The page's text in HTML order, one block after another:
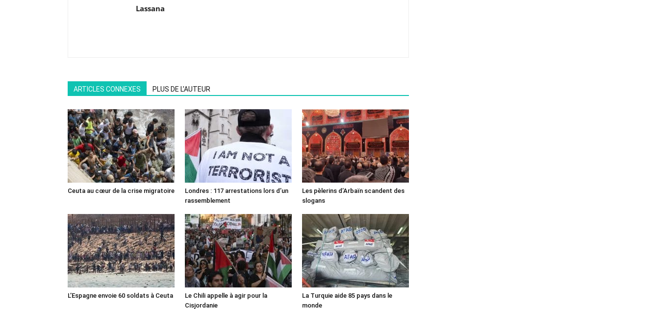
Lassana
ARTICLES CONNEXES PLUS DE L'AUTEUR
Ceuta au cœur de la crise migratoire
Londres : 117 arrestations lors d’un
rassemblement
Les pèlerins d’Arbaïn scandent des
slogans
L’Espagne envoie 60 soldats à Ceuta
Le Chili appelle à agir pour la
Cisjordanie
La Turquie aide 85 pays dans le
monde